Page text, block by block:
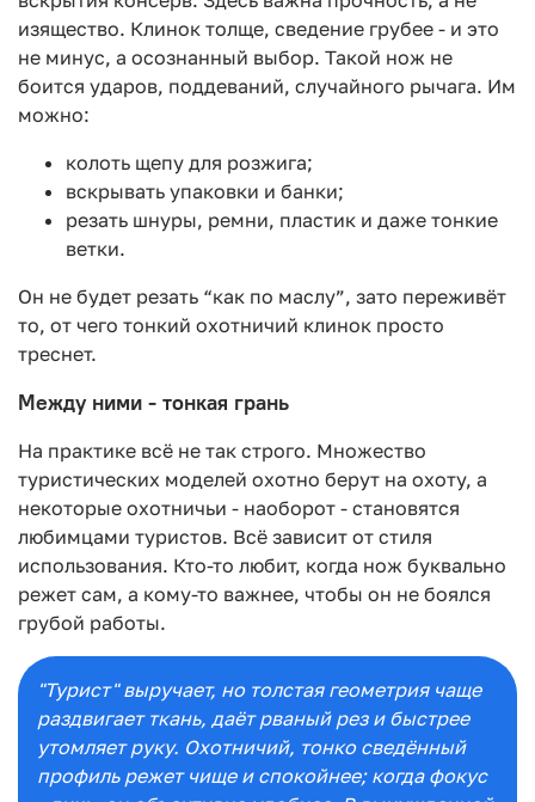
изящество. Клинок толще, сведение грубее - и это
не минус, а осознанный выбор. Такой нож не
боится ударов, поддеваний, случайного рычага. Им
можно:
колоть щепу для розжига;
вскрывать упаковки и банки;
резать шнуры, ремни, пластик и даже тонкие
ветки.
Он не будет резать “как по маслу”, зато переживёт
то, от чего тонкий охотничий клинок просто
треснет.
Между ними - тонкая грань
На практике всё не так строго. Множество
туристических моделей охотно берут на охоту, а
некоторые охотничьи - наоборот - становятся
любимцами туристов. Всё зависит от стиля
использования. Кто-то любит, когда нож буквально
режет сам, а кому-то важнее, чтобы он не боялся
грубой работы.
"Турист" выручает, но толстая геометрия чаще
раздвигает ткань, даёт рваный рез и быстрее
утомляет руку. Охотничий, тонко сведённый
профиль режет чище и спокойнее; когда фокус